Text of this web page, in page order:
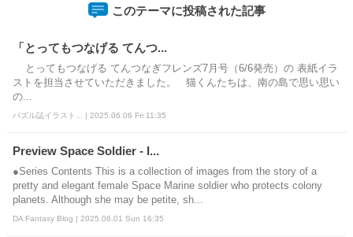
このテーマに投稿された記事
「とってもつなげる てんつ...
とってもつなげる てんつなぎフレンズ7月号（6/6発売）の 表紙イラ
ストを担当させていただきました。 猫くんたちは、南の島で思い思い
の...
パズル誌イラスト... | 2025.06.06 Fri 11:35
Preview Space Soldier - I...
●Series Contents This is a collection of images from the story of a
pretty and elegant female Space Marine soldier who protects colony
planets. Although she may be petite, sh...
DA Fantasy Blog | 2025.06.01 Sun 16:35